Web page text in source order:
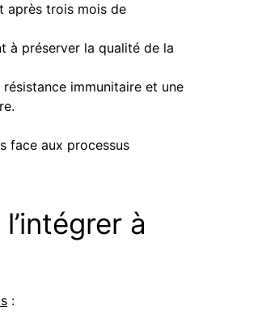
après trois mois de
à préserver la qualité de la
immunitaire et une
face aux processus
à
: